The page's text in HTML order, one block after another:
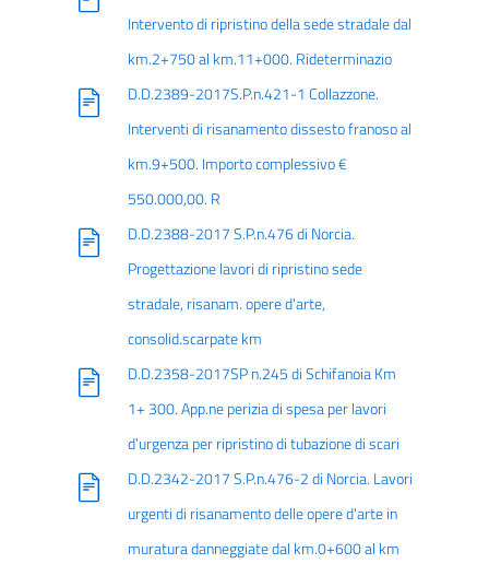
Intervento di ripristino della sede stradale dal
km.2+750 al km.11+000. Rideterminazio
D.D.2389-2017S.P.n.421-1 Collazzone.
Interventi di risanamento dissesto franoso al
km.9+500. Importo complessivo €
550.000,00. R
D.D.2388-2017 S.P.n.476 di Norcia.
Progettazione lavori di ripristino sede
stradale, risanam. opere d'arte,
consolid.scarpate km
D.D.2358-2017SP n.245 di Schifanoia Km
1+ 300. App.ne perizia di spesa per lavori
d’urgenza per ripristino di tubazione di scari
D.D.2342-2017 S.P.n.476-2 di Norcia. Lavori
urgenti di risanamento delle opere d'arte in
muratura danneggiate dal km.0+600 al km